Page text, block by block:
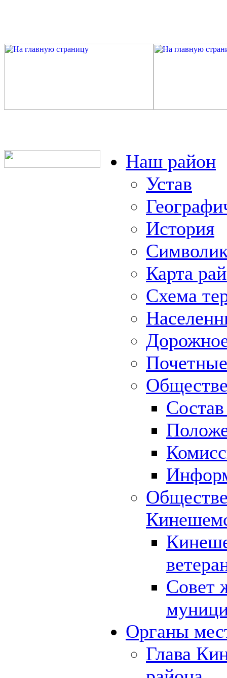
Наш район
Устав
История
Карта
Схема
Совет
Органы
Глава